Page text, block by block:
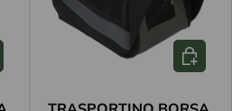
al carrello